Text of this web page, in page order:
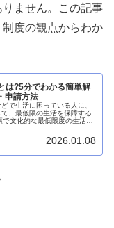
ません。この記事
度の観点からわか
は?5分でわかる簡単解
申請方法
で生活に困っている人に、
、最低限の生活を保障する
文化的な最低限度の生活を
2026.01.08